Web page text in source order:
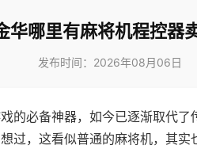
华哪里有麻将机程控器
发布时间：2026年08月06日
的必备神器，如今已逐渐取代
过，这看似普通的麻将机，其